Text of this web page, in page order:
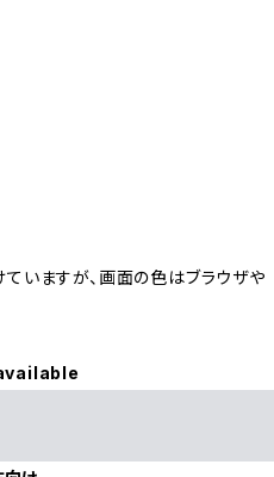
いますが、画面の色はブラウザや